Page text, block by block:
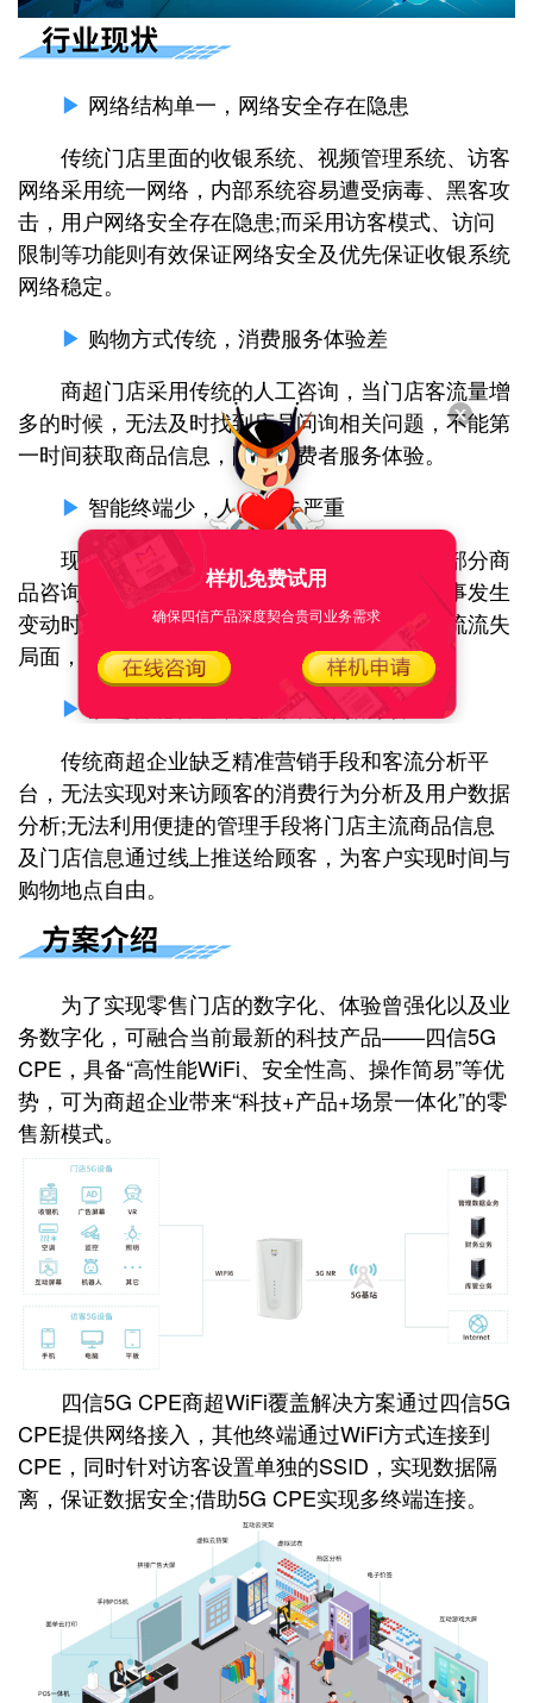
▶ 网络结构单一，网络安全存在隐患
传统门店里面的收银系统、视频管理系统、访客
网络采用统一网络，内部系统容易遭受病毒、黑客攻
击，用户网络安全存在隐患;而采用访客模式、访问
限制等功能则有效保证网络安全及优先保证收银系统
网络稳定。
▶ 购物方式传统，消费服务体验差
商超门店采用传统的人工咨询，当门店客流量增
多的时候，无法及时找到店员问询相关问题，不能第
一时间获取商品信息，降低消费者服务体验。
▶ 智能终端少，人流流失严重
现有商超环境构建的智能终端数量少，大部分商
品咨询等信息都需要人工解答，当商超门店人事发生
变动时，容易造成人手不足，进而影响门店客流流失
局面，以及用户购物体验。
▶
缺乏智能管理，无法实现数据分析
传统商超企业缺乏精准营销手段和客流分析平
台，无法实现对来访顾客的消费行为分析及用户数据
分析;无法利用便捷的管理手段将门店主流商品信息
及门店信息通过线上推送给顾客，为客户实现时间与
购物地点自由。
为了实现零售门店的数字化、体验曾强化以及业
务数字化，可融合当前最新的科技产品——四信5G
CPE，具备“高性能WiFi、安全性高、操作简易”等优
势，可为商超企业带来“科技+产品+场景一体化”的零
售新模式。
四信5G CPE商超WiFi覆盖解决方案通过四信5G
CPE提供网络接入，其他终端通过WiFi方式连接到
CPE，同时针对访客设置单独的SSID，实现数据隔
离，保证数据安全;借助5G CPE实现多终端连接。
样机免费试用
确保四信产品深度契合贵司业务需求